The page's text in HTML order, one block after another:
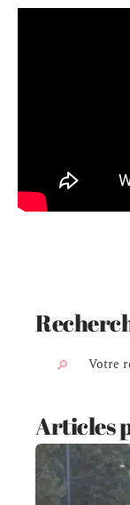
Articles